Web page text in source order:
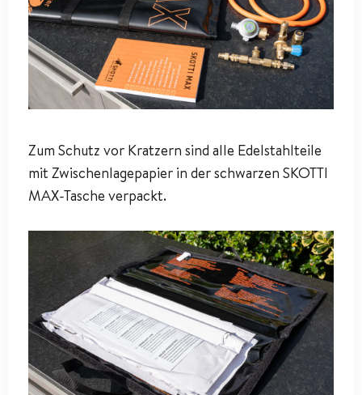
Zum Schutz vor Kratzern sind alle Edelstahlteile
mit Zwischenlagepapier in der schwarzen SKOTTI
MAX-Tasche verpackt.